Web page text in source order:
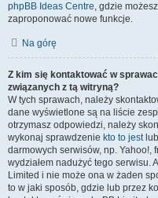
phpBB Ideas Centre, gdzie
zaproponować nowe funkcje.
Na górę
Z kim się kontaktować w
związanych z tą witryną?
W tych sprawach, należy
dane wyświetlone są na liście
otrzymasz odpowiedzi, należy
wykonaj sprawdzenie kto to jest
darmowych serwisów, np. Yahoo!,
wydziałem nadużyć tego serwisu.
Limited i nie może ona w żaden
to w jaki sposób, gdzie lub przez